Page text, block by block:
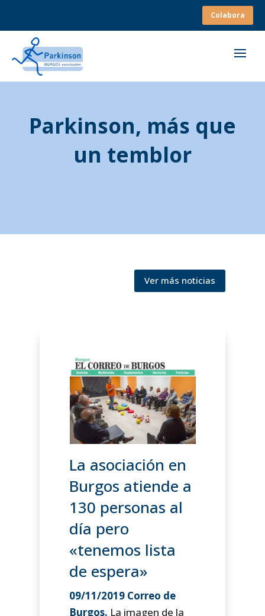
Colabora
Parkinson, más que
un temblor
Ver más noticias
La asociación en
Burgos atiende a
130 personas al
día pero
«tenemos lista
de espera»
09/11/2019 Correo de
Burgos. La imagen de la